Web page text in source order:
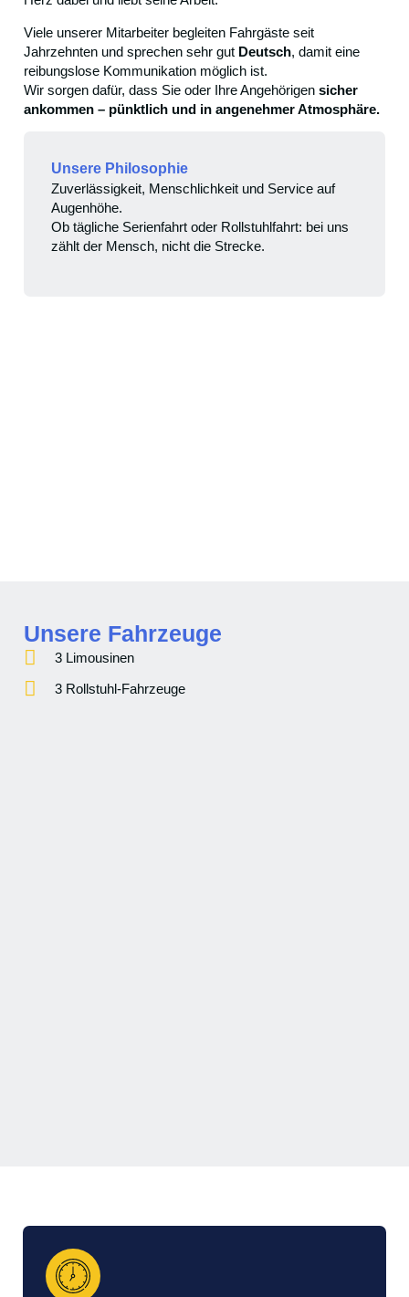
Viele unserer Mitarbeiter begleiten Fahrgäste seit
Jahrzehnten und sprechen sehr gut Deutsch, damit eine
reibungslose Kommunikation möglich ist.
Wir sorgen dafür, dass Sie oder Ihre Angehörigen sicher
ankommen – pünktlich und in angenehmer Atmosphäre.
Unsere Philosophie
Zuverlässigkeit, Menschlichkeit und Service auf
Augenhöhe.
Ob tägliche Serienfahrt oder Rollstuhlfahrt: bei uns
zählt der Mensch, nicht die Strecke.
Unsere Fahrzeuge
3 Limousinen
3 Rollstuhl-Fahrzeuge